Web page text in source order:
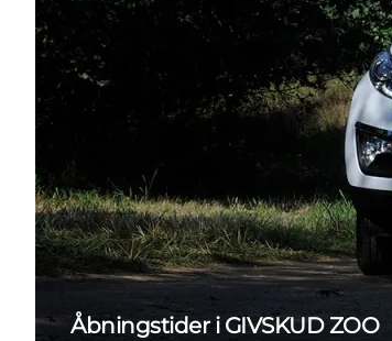
Åbningstider i GIVSKUD ZOO